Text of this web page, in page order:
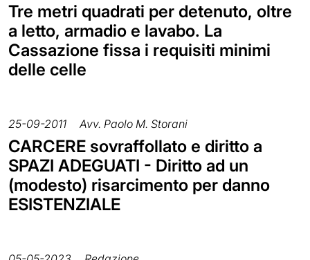
Tre metri quadrati per detenuto, oltre
a letto, armadio e lavabo. La
Cassazione fissa i requisiti minimi
delle celle
25-09-2011 Avv. Paolo M. Storani
CARCERE sovraffollato e diritto a
SPAZI ADEGUATI - Diritto ad un
(modesto) risarcimento per danno
ESISTENZIALE